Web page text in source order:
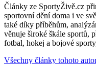
Články ze SportyŽivě.cz
sportovní dění doma i ve
také díky příběhům,
věnuje široké škále sportů,
fotbal, hokej a bojové
Všechny články tohoto